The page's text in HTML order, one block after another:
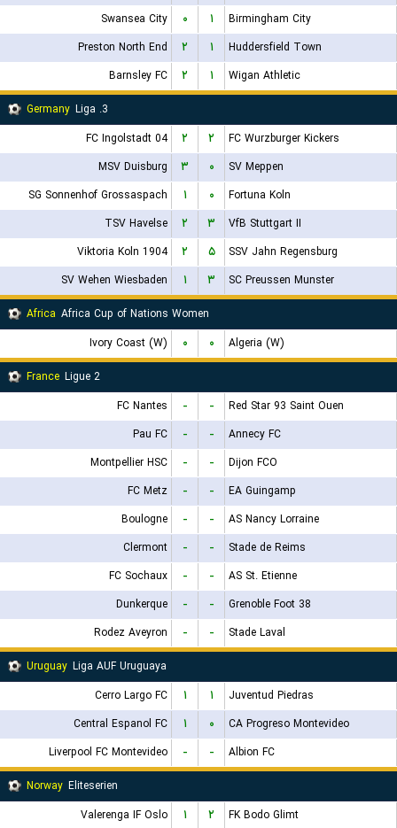
Swansea City
۰ ۱
Birmingham City
Preston North End
۲ ۱
Huddersfield Town
Barnsley FC
۲ ۱
Wigan Athletic
Germany
3. Liga
FC Ingolstadt 04
۲ ۲
FC Wurzburger Kickers
MSV Duisburg
۳ ۰
SV Meppen
SG Sonnenhof Grossaspach
۱ ۰
Fortuna Koln
TSV Havelse
۲ ۳
VfB Stuttgart II
Viktoria Koln 1904
۲ ۵
SSV Jahn Regensburg
SV Wehen Wiesbaden
۱ ۳
SC Preussen Munster
Africa Africa Cup of Nations Women
Ivory Coast (W)
۰ ۰
Algeria (W)
France Ligue 2
FC Nantes
- -
Red Star 93 Saint Ouen
Pau FC
- -
Annecy FC
Montpellier HSC
- -
Dijon FCO
FC Metz
- -
EA Guingamp
Boulogne
- -
AS Nancy Lorraine
Clermont
- -
Stade de Reims
FC Sochaux
- -
AS St. Etienne
Dunkerque
- -
Grenoble Foot 38
Rodez Aveyron
- -
Stade Laval
Uruguay Liga AUF Uruguaya
Cerro Largo FC
۱ ۱
Juventud Piedras
Central Espanol FC
۱ ۰
CA Progreso Montevideo
Liverpool FC Montevideo
- -
Albion FC
Norway Eliteserien
Valerenga IF Oslo
۱ ۲ FK Bodo Glimt